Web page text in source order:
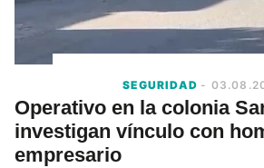
SEGURIDAD -
Operativo en la colonia
investigan vínculo con
empresario